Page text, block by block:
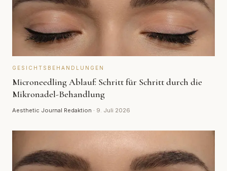
GESICHTSBEHANDLUNGEN
Microneedling Ablauf: Schritt für Schritt durch die
Mikronadel-Behandlung
Aesthetic Journal Redaktion · 9. Juli 2026